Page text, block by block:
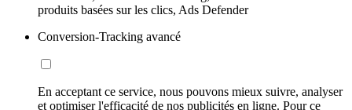
produits basées sur les clics, Ads Defender
Conversion-Tracking avancé
En acceptant ce service, nous pouvons mieux suivre, analyser
et optimiser l'efficacité de nos publicités en ligne. Pour ce